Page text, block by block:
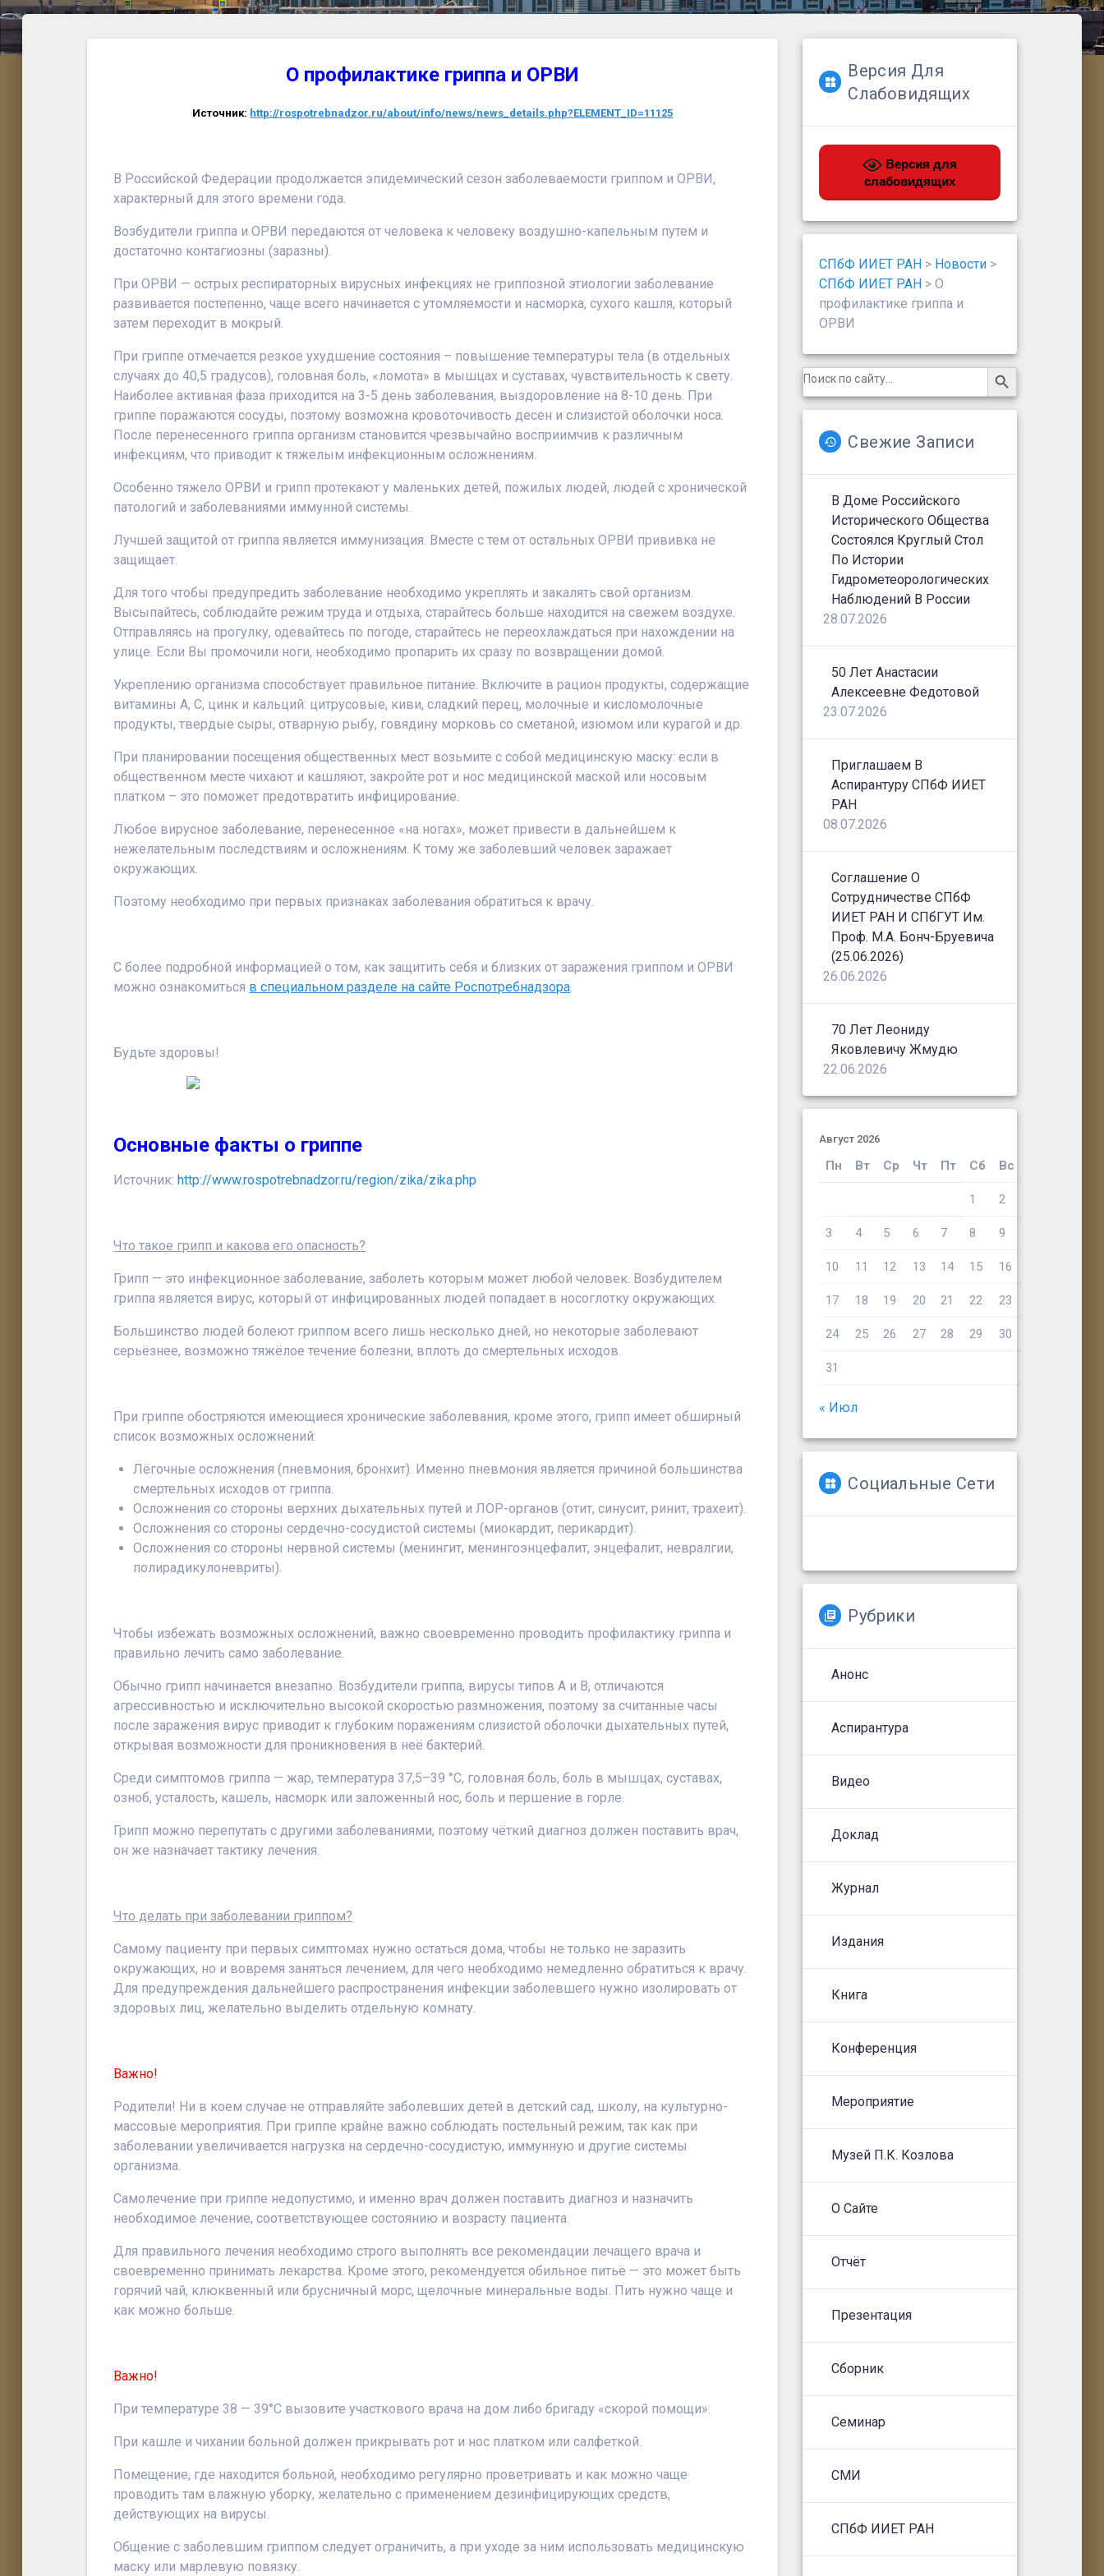
О профилактике гриппа и ОРВИ
Источник: http://rospotrebnadzor.ru/about/info/news/news_details.php?ELEMENT_ID=11125
В Российской Федерации продолжается эпидемический сезон заболеваемости гриппом и ОРВИ,
характерный для этого времени года.
Возбудители гриппа и ОРВИ передаются от человека к человеку воздушно-капельным путем и
достаточно контагиозны (заразны).
При ОРВИ — острых респираторных вирусных инфекциях не гриппозной этиологии заболевание
развивается постепенно, чаще всего начинается с утомляемости и насморка, сухого кашля, который
затем переходит в мокрый.
При гриппе отмечается резкое ухудшение состояния – повышение температуры тела (в отдельных
случаях до 40,5 градусов), головная боль, «ломота» в мышцах и суставах, чувствительность к свету.
Наиболее активная фаза приходится на 3-5 день заболевания, выздоровление на 8-10 день. При
гриппе поражаются сосуды, поэтому возможна кровоточивость десен и слизистой оболочки носа.
После перенесенного гриппа организм становится чрезвычайно восприимчив к различным
инфекциям, что приводит к тяжелым инфекционным осложнениям.
Особенно тяжело ОРВИ и грипп протекают у маленьких детей, пожилых людей, людей с хронической
патологий и заболеваниями иммунной системы.
Лучшей защитой от гриппа является иммунизация. Вместе с тем от остальных ОРВИ прививка не
защищает.
Для того чтобы предупредить заболевание необходимо укреплять и закалять свой организм.
Высыпайтесь, соблюдайте режим труда и отдыха, старайтесь больше находится на свежем воздухе.
Отправляясь на прогулку, одевайтесь по погоде, старайтесь не переохлаждаться при нахождении на
улице. Если Вы промочили ноги, необходимо пропарить их сразу по возвращении домой.
Укреплению организма способствует правильное питание. Включите в рацион продукты, содержащие
витамины А, С, цинк и кальций: цитрусовые, киви, сладкий перец, молочные и кисломолочные
продукты, твердые сыры, отварную рыбу, говядину морковь со сметаной, изюмом или курагой и др.
При планировании посещения общественных мест возьмите с собой медицинскую маску: если в
общественном месте чихают и кашляют, закройте рот и нос медицинской маской или носовым
платком – это поможет предотвратить инфицирование.
Любое вирусное заболевание, перенесенное «на ногах», может привести в дальнейшем к
нежелательным последствиям и осложнениям. К тому же заболевший человек заражает
окружающих.
Поэтому необходимо при первых признаках заболевания обратиться к врачу.
С более подробной информацией о том, как защитить себя и близких от заражения гриппом и ОРВИ
можно ознакомиться в специальном разделе на сайте Роспотребнадзора
Будьте здоровы!
Основные факты о гриппе
Источник:http://www.rospotrebnadzor.ru/region/zika/zika.php
Что такое грипп и какова его опасность?
Грипп — это инфекционное заболевание, заболеть которым может любой человек. Возбудителем
гриппа является вирус, который от инфицированных людей попадает в носоглотку окружающих.
Большинство людей болеют гриппом всего лишь несколько дней, но некоторые заболевают
серьёзнее, возможно тяжёлое течение болезни, вплоть до смертельных исходов.
При гриппе обостряются имеющиеся хронические заболевания, кроме этого, грипп имеет обширный
список возможных осложнений:
Лёгочные осложнения (пневмония, бронхит). Именно пневмония является причиной большинства
смертельных исходов от гриппа.
Осложнения со стороны верхних дыхательных путей и ЛОР-органов (отит, синусит, ринит, трахеит).
Осложнения со стороны сердечно-сосудистой системы (миокардит, перикардит).
Осложнения со стороны нервной системы (менингит, менингоэнцефалит, энцефалит, невралгии,
полирадикулоневриты).
Чтобы избежать возможных осложнений, важно своевременно проводить профилактику гриппа и
правильно лечить само заболевание.
Обычно грипп начинается внезапно. Возбудители гриппа, вирусы типов А и В, отличаются
агрессивностью и исключительно высокой скоростью размножения, поэтому за считанные часы
после заражения вирус приводит к глубоким поражениям слизистой оболочки дыхательных путей,
открывая возможности для проникновения в неё бактерий.
Среди симптомов гриппа — жар, температура 37,5–39 °С, головная боль, боль в мышцах, суставах,
озноб, усталость, кашель, насморк или заложенный нос, боль и першение в горле.
Грипп можно перепутать с другими заболеваниями, поэтому чёткий диагноз должен поставить врач,
он же назначает тактику лечения.
Что делать при заболевании гриппом?
Самому пациенту при первых симптомах нужно остаться дома, чтобы не только не заразить
окружающих, но и вовремя заняться лечением, для чего необходимо немедленно обратиться к врачу.
Для предупреждения дальнейшего распространения инфекции заболевшего нужно изолировать от
здоровых лиц, желательно выделить отдельную комнату.
Важно!
Родители! Ни в коем случае не отправляйте заболевших детей в детский сад, школу, на культурно-
массовые мероприятия. При гриппе крайне важно соблюдать постельный режим, так как при
заболевании увеличивается нагрузка на сердечно-сосудистую, иммунную и другие системы
организма.
Самолечение при гриппе недопустимо, и именно врач должен поставить диагноз и назначить
необходимое лечение, соответствующее состоянию и возрасту пациента.
Для правильного лечения необходимо строго выполнять все рекомендации лечащего врача и
своевременно принимать лекарства. Кроме этого, рекомендуется обильное питьё — это может быть
горячий чай, клюквенный или брусничный морс, щелочные минеральные воды. Пить нужно чаще и
как можно больше.
Важно!
При температуре 38 — 39°С вызовите участкового врача на дом либо бригаду «скорой помощи».
При кашле и чихании больной должен прикрывать рот и нос платком или салфеткой.
Помещение, где находится больной, необходимо регулярно проветривать и как можно чаще
проводить там влажную уборку, желательно с применением дезинфицирующих средств,
действующих на вирусы.
Общение с заболевшим гриппом следует ограничить, а при уходе за ним использовать медицинскую
маску или марлевую повязку.
Версия Для
Слабовидящих
Версия для
слабовидящих
СПбФ ИИЕТ РАН > Новости >
СПбФ ИИЕТ РАН >О
профилактике гриппа и
ОРВИ
Search
for:
Search Button
Свежие Записи
В Доме Российского
Исторического Общества
Состоялся Круглый Стол
По Истории
Гидрометеорологических
Наблюдений В России
28.07.2026
50 Лет Анастасии
Алексеевне Федотовой
23.07.2026
Приглашаем В
Аспирантуру СПбФ ИИЕТ
РАН
08.07.2026
Соглашение О
Сотрудничестве СПбФ
ИИЕТ РАН И СПбГУТ Им.
Проф. М.А. Бонч-Бруевича
(25.06.2026)
26.06.2026
70 Лет Леониду
Яковлевичу Жмудю
22.06.2026
Август 2026
Пн Вт Ср Чт Пт Сб Вс
1 2
3 4 5 6 7 8 9
10 11 12 13 14 15 16
17 18 19 20 21 22 23
24 25 26 27 28 29 30
31
« Июл
Социальные Сети
Рубрики
Анонс
Аспирантура
Видео
Доклад
Журнал
Издания
Книга
Конференция
Мероприятие
Музей П.К. Козлова
О Сайте
Отчёт
Презентация
Сборник
Семинар
СМИ
СПбФ ИИЕТ РАН